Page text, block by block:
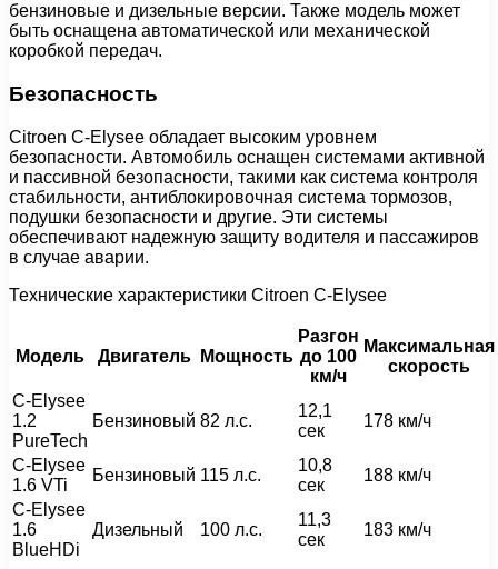
бензиновые и дизельные версии. Также модель может
быть оснащена автоматической или механической
коробкой передач.
Безопасность
Citroen C-Elysee обладает высоким уровнем
безопасности. Автомобиль оснащен системами активной
и пассивной безопасности, такими как система контроля
стабильности, антиблокировочная система тормозов,
подушки безопасности и другие. Эти системы
обеспечивают надежную защиту водителя и пассажиров
в случае аварии.
Технические характеристики Citroen C-Elysee
Модель Двигатель Мощность
Разгон
до 100
км/ч
Максимальная
скорость
C-Elysee
1.2
PureTech
Бензиновый 82 л.с.
12,1
сек
178 км/ч
C-Elysee
1.6 VTi
Бензиновый 115 л.с.
10,8
сек
188 км/ч
C-Elysee
1.6
BlueHDi
Дизельный 100 л.с.
11,3
сек
183 км/ч